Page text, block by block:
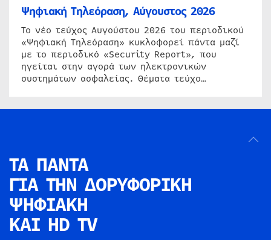
Ψηφιακή Τηλεόραση, Αύγουστος 2026
Το νέο τεύχος Αυγούστου 2026 του περιοδικού
«Ψηφιακή Τηλεόραση» κυκλοφορεί πάντα μαζί
με το περιοδικό «Security Report», που
ηγείται στην αγορά των ηλεκτρονικών
συστημάτων ασφαλείας. Θέματα τεύχο…
ΤΑ ΠΑΝΤΑ
ΓΙΑ ΤΗΝ ΔΟΡΥΦΟΡΙΚΗ
ΨΗΦΙΑΚΗ
ΚΑΙ HD TV